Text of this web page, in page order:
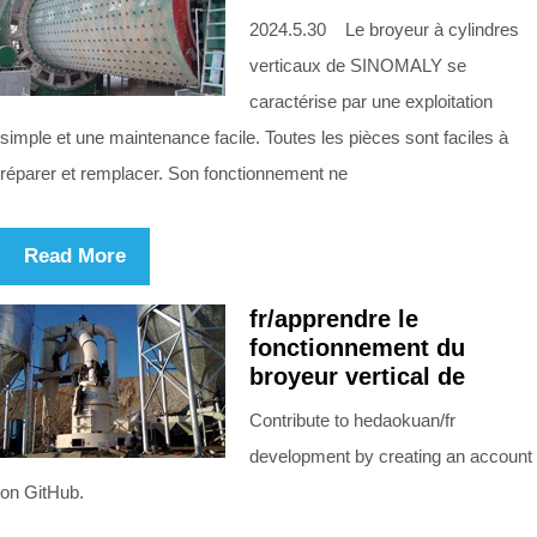
2024.5.30 Le broyeur à cylindres
verticaux de SINOMALY se
caractérise par une exploitation
simple et une maintenance facile. Toutes les pièces sont faciles à
réparer et remplacer. Son fonctionnement ne
Read More
fr/apprendre le
fonctionnement du
broyeur vertical de
Contribute to hedaokuan/fr
development by creating an account
on GitHub.